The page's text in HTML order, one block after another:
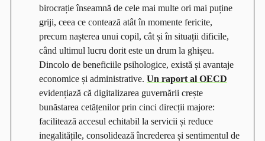
birocrație înseamnă de cele mai multe ori mai puține
griji, ceea ce contează atât în momente fericite,
precum nașterea unui copil, cât și în situații dificile,
când ultimul lucru dorit este un drum la ghișeu.
Dincolo de beneficiile psihologice, există și avantaje
economice și administrative. Un raport al OECD
evidențiază că digitalizarea guvernării crește
bunăstarea cetățenilor prin cinci direcții majore:
facilitează accesul echitabil la servicii și reduce
inegalitățile, consolidează încrederea și sentimentul de